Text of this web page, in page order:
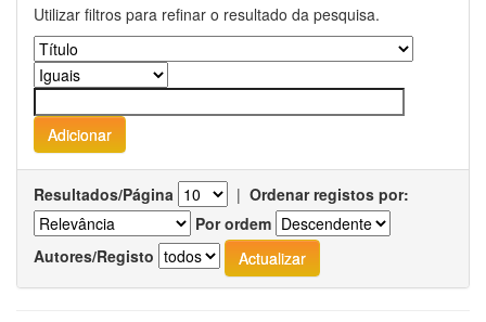
Utilizar filtros para refinar o resultado da pesquisa.
Resultados/Página | Ordenar registos por:
Por ordem
Autores/Registo